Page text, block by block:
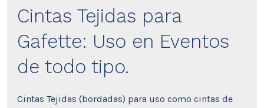
Cintas Tejidas para
Gafette: Uso en Eventos
de todo tipo.
Cintas Tejidas (bordadas) para uso como cintas de